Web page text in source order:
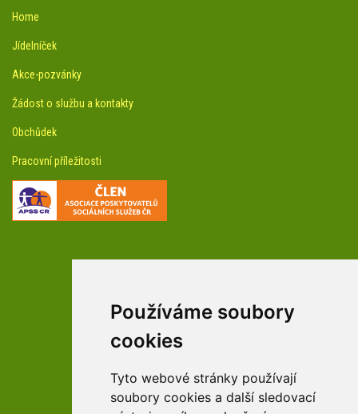
Používáme soubory
cookies
Tyto webové stránky používají
soubory cookies a další sledovací
Home
Jídelníček
Akce-pozvánky
Žádost o službu a kontakty
Obchůdek
Pracovní příležitosti
facebookové profily domova a arboreta
Youtube profily domova a arboreta